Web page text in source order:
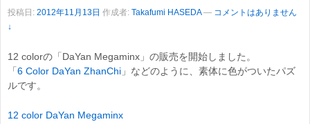
投稿日: 2012年11月13日 作成者: Takafumi HASEDA — コメントはありません
↓
12 colorの「DaYan Megaminx」の販売を開始しました。
「 6 Color DaYan ZhanChi 」などのように、素体に色がついたパズ
ルです。
12 color DaYan Megaminx